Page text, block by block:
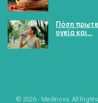
Πόση
υγεία και…
© 2026 - Medinova. All Rights